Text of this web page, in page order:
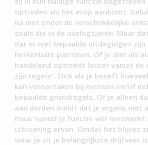
optreden als het erop aankomt.
na niet onder de verschrikkelijke
zoals die in de oorlogsjaren. Maar
dat er niet bepaalde uitdagingen zijn
herkenbare patronen. Of je dan als
handelend optreedt louter vanuit de
zijn regels”. Ook als je beseft
kan veroorzaken bij mensen en/of
bepaalde grondregels. Of je alleen
aan derden meldt dat je ergens niet
maar vanuit je functie wel meewerkt
uitvoering ervan. Omdat het blijven
waar je zit je belangrijkste drijfveer